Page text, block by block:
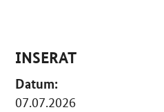
INSERAT
Datum:
07.07.2026